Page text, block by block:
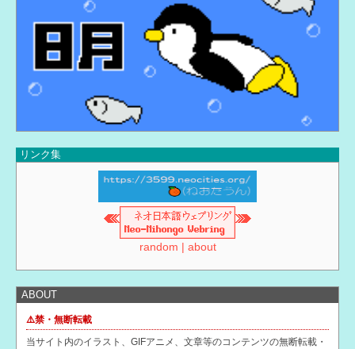
：日記更新「かわいそうなヒマワリ・夏ってまだまだある感じ？・営業
日」
2026/07/30
：20,000views突破
2026/07/30
：日記更新「2万いったね」
2026/07/29
：日記更新「幻少パケ版発売めでたいね」
：日記更新「月末のでかい買い物ってなんか嫌」
：日記更新「盆早」
：日記更新「頑張った」
：ゲーム「リズム天国ミラクルスターズ」更新（TWEET ONLY）
：ゲーム「エイプリル探偵事務所」更新（TWEET ONLY）
：ゲーム「逆転裁判1・2・3」更新
2026/07/26
：ゲーム「魔法少女ノ魔女裁判」更新
2026/07/25
：日記更新「まのさばの話しすぎ」
リンク集
random | about
ABOUT
⚠️禁・無断転載
当サイト内のイラスト、GIFアニメ、文章等のコンテンツの無断転載・